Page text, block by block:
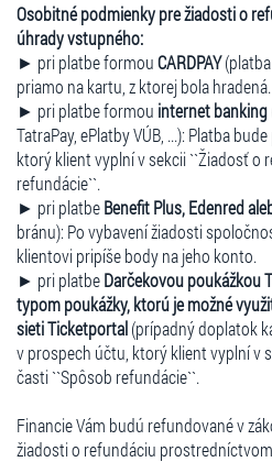
Osobitné podmienky pre žiadosti o
úhrady vstupného:
► pri platbe formouCARDPAY
priamo na kartu, z ktorej bola hradená.
► pri platbe formou internet banking
TatraPay, ePlatby VÚB, ...): Platba
ktorý klient vyplní v sekcii ``Žiadosť o
refundácie``.
► pri platbeBenefit Plus, Edenred
bránu): Po vybavení žiadosti
klientovi pripíše body na jeho konto.
► pri platbeDarčekovou poukážkou
typom poukážky, ktorú je možné
sieti Ticketportal(prípadný doplatok
v prospech účtu, ktorý klient vyplní v
časti ``Spôsob refundácie``.
Financie Vám budú refundované v
žiadosti o refundáciu